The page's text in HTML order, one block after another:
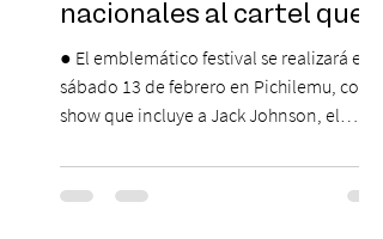
nacionales al cartel que
encabeza Jack Johnson
● El emblemático festival se realizará el
sábado 13 de febrero en Pichilemu, con un
show que incluye a Jack Johnson, el
El lunes 10 de agosto comienza la
Preventa Exclusiva Santander con 30%